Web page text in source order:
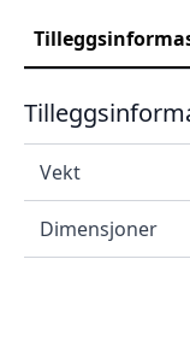
Vekt
Dimensjoner